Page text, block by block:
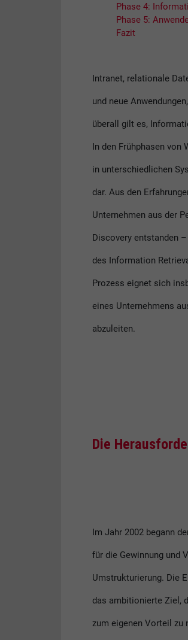
Phase 4:
Phase 5:
Fazit
Intranet, relationale
und neue
überall gilt es,
In den Frühphasen
in unterschiedlichen
dar. Aus den
Unternehmen aus der
Discovery entstanden
des Information
Prozess eignet sich
eines Unternehmens
abzuleiten.
Die
Im Jahr 2002 begann
für die Gewinnung und
Umstrukturierung. Die
das ambitionierte Ziel,
zum eigenen Vorteil zu